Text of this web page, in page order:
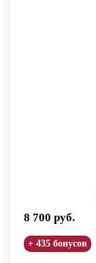
8 700 руб.
+ 435 бонусов